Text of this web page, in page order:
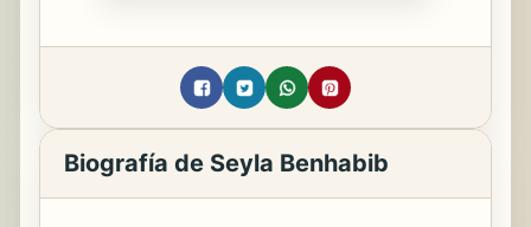
Biografía de Seyla Benhabib